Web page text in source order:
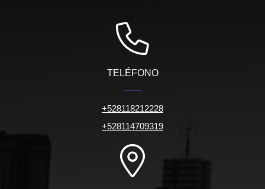
TELÉFONO
+528118212228
+528114709319